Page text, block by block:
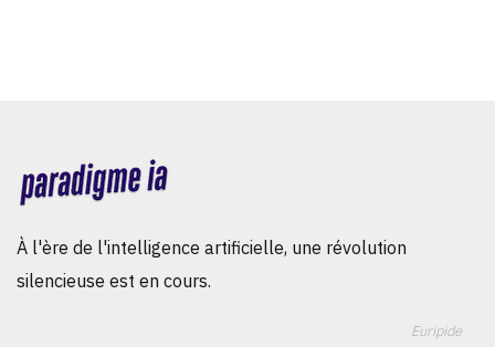
À l'ère de l'intelligence artificielle, une révolution
silencieuse est en cours.
Euripide